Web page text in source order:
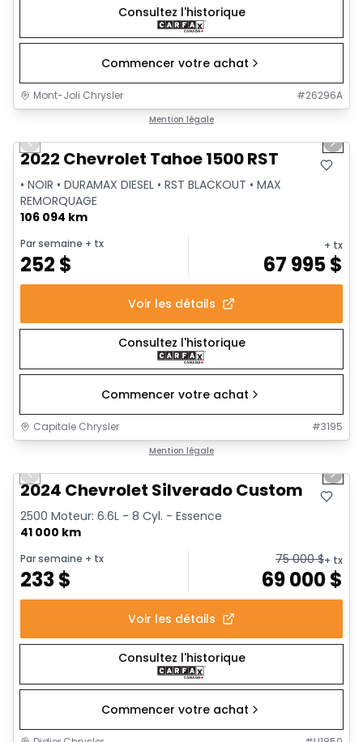
Consultez l'historique
Commencer votre achat
Mont-Joli Chrysler #26296A
Mention légale
Vidéo disponible
Previous slide Next
2022 Chevrolet Tahoe 1500 RST
• NOIR • DURAMAX DIESEL • RST BLACKOUT • MAX
REMORQUAGE
106 094 km
Par semaine + tx
252 $
+ tx
67 995$
Voir les détails
Consultez l'historique
Commencer votre achat
Capitale Chrysler #3195
Mention légale
Previous slide Next
2024 Chevrolet Silverado Custom
2500 Moteur: 6.6L - 8 Cyl. - Essence
41 000 km
Par semaine + tx
233$
75 000$+ tx
69 000$
Voir les détails
Consultez l'historique
Commencer votre achat